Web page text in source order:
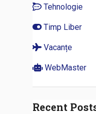
Tehnologie
Timp Liber
Vacanțe
WebMaster
Recent